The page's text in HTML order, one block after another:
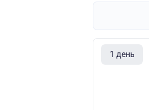
1 день